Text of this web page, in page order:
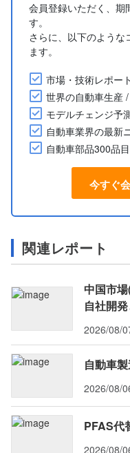
会員登録いただく、期
す。
さらに、以下のような
ます。
市場・技術レポート
世界の自動車生産
モデルチェンジ予
自動車業界の最新
自動車部品300品
今すぐ
関連レポート
中国市
自社開
2026/08/
自動車
2026/08/
PFAS代
2026/08/